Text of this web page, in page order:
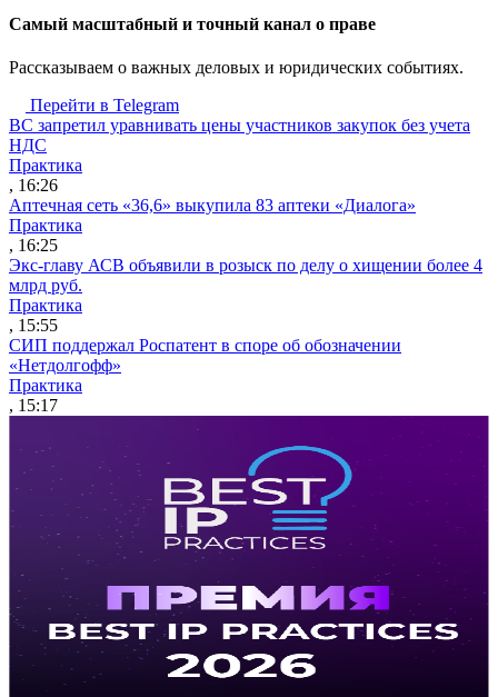
Cамый масштабный и точный канал о праве
Рассказываем о важных деловых и юридических событиях.
Перейти в Telegram
ВС запретил уравнивать цены участников закупок без учета
НДС
Практика
, 16:26
Аптечная сеть «36,6» выкупила 83 аптеки «Диалога»
Практика
, 16:25
Экс-главу АСВ объявили в розыск по делу о хищении более 4
млрд руб.
Практика
, 15:55
СИП поддержал Роспатент в споре об обозначении
«Нетдолгофф»
Практика
, 15:17